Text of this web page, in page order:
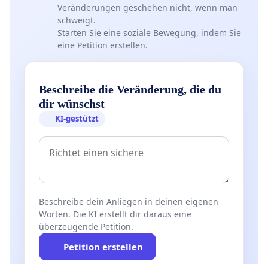
Veränderungen geschehen nicht, wenn man
schweigt.
Starten Sie eine soziale Bewegung, indem Sie
eine Petition erstellen.
Beschreibe die Veränderung, die du
dir wünschst
KI-gestützt
Beschreibe dein Anliegen in deinen eigenen
Worten. Die KI erstellt dir daraus eine
überzeugende Petition.
Petition erstellen